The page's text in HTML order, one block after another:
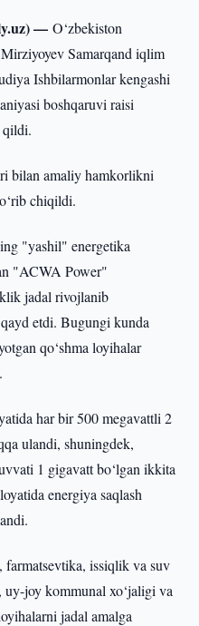
—O‘zbekiston
Samarqand iqlim
Ishbilarmonlar kengashi
boshqaruvi raisi
qildi.
bilan amaliy hamkorlikni
chiqildi.
"yashil" energetika
"ACWA Power"
jadal rivojlanib
etdi. Bugungi kunda
qo‘shma loyihalar
har bir 500 megavattli 2
ulandi, shuningdek,
1 gigavatt bo‘lgan ikkita
energiya saqlash
issiqlik va suv
joy kommunal xo‘jaligi va
jadal amalga